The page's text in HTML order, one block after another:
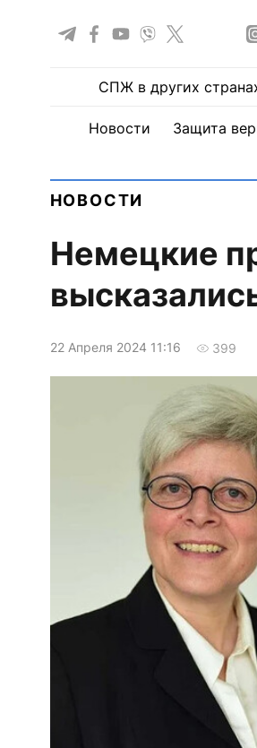
СПЖ в других
Новости Защита
НОВОСТИ
Немецкие
22 Апреля 2024 11:16 399